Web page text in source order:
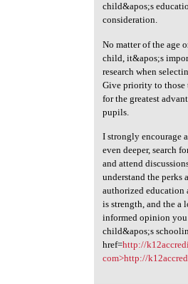
child&apos;s
consideration.
No matter of the age
child, it&apos;s
research when
Give priority to those
for the greatest
pupils.
I strongly encourage
even deeper, search
and attend
understand the perks
authorized education
is strength, and the a
informed opinion
child&apos;s
href=http://
com>http://